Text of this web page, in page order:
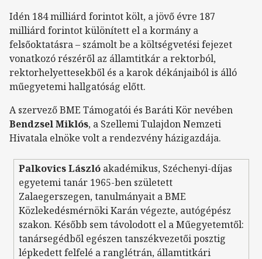
Idén 184 milliárd forintot költ, a jövő évre 187
milliárd forintot különített el a kormány a
felsőoktatásra – számolt be a költségvetési fejezet
vonatkozó részéről az államtitkár a rektorból,
rektorhelyettesekből és a karok dékánjaiból is álló
műegyetemi hallgatóság előtt.
A szervező BME Támogatói és Baráti Kör nevében
Bendzsel Miklós, a Szellemi Tulajdon Nemzeti
Hivatala elnöke volt a rendezvény házigazdája.
Palkovics László akadémikus, Széchenyi-díjas
egyetemi tanár 1965-ben született
Zalaegerszegen, tanulmányait a BME
Közlekedésmérnöki Karán végezte, autógépész
szakon. Később sem távolodott el a Műegyetemtől:
tanársegédből egészen tanszékvezetői posztig
lépkedett felfelé a ranglétrán, államtitkári